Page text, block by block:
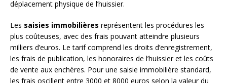
déplacement physique de l’huissier.
Les saisies immobilières représentent les procédures les
plus coûteuses, avec des frais pouvant atteindre plusieurs
milliers d’euros. Le tarif comprend les droits d’enregistrement,
les frais de publication, les honoraires de l’huissier et les coûts
de vente aux enchères. Pour une saisie immobilière standard,
les frais oscillent entre 3000 et 8000 euros selon la valeur du